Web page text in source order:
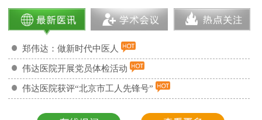
郑伟达：做新时代中医人
伟达医院开展党员体检活动
伟达医院获评“北京市工人先锋号”